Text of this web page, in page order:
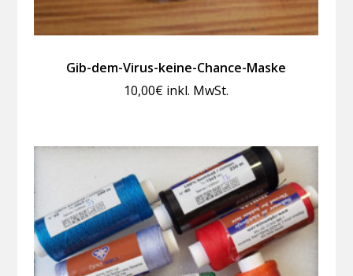
Gib-dem-Virus-keine-Chance-Maske
10,00€ inkl. MwSt.